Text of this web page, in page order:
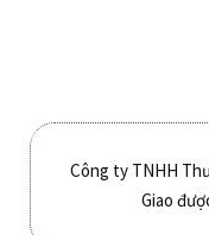
Công ty TNHH
Giao